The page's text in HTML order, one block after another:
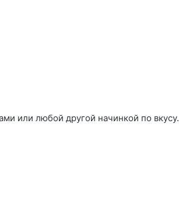
или любой другой начинкой по вкусу.